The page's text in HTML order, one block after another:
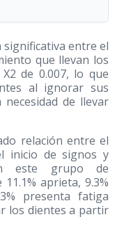
entre el
que llevan los
de 0.007, lo que
al ignorar sus
de llevar
relación entre el
inicio de signos y
este grupo de
aprieta, 9.3%
presenta fatiga
los dientes a partir